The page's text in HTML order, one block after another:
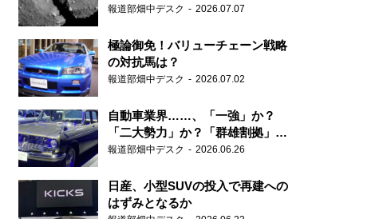
す
報道部畑中デスク 2026.07.07
極論御免！バリューチェーン戦略
の対抗馬は？
報道部畑中デスク 2026.07.02
自動車業界……、「一強」か？
「二大勢力」か？「群雄割拠」
か？
報道部畑中デスク 2026.06.26
日産、小型SUVの投入で再建への
はずみとなるか